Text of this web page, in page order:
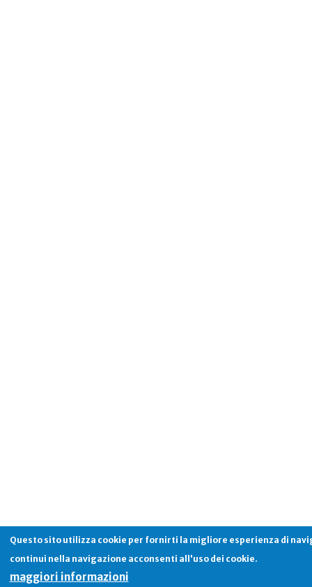
Questo sito utilizza cookie per fornirti la migliore esperienza di
continui nella navigazione acconsenti all'uso dei cookie.
maggiori informazioni